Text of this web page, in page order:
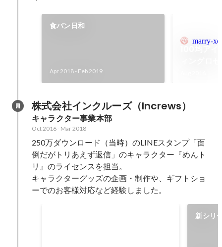
食パン日和
Apr 2018 - Feb 2019
marry-
株式会社インクルーズ（Increws）
キャラクター事業本部
Oct 2016- Mar 2018
250万ダウンロード（当時）のLINEスタンプ「面
倒だがトリあえず返信」のキャラクター『めんト
リ』のライセンスを担当。
キャラクターグッズの企画・制作や、ギフトショ
ーでのお客様対応など経験しました。
新シリ